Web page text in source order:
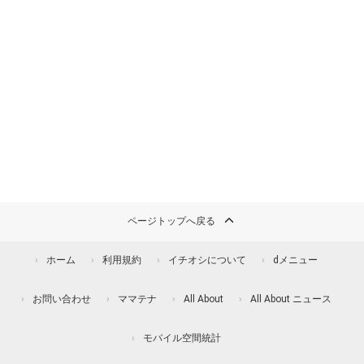
ページトップへ戻る
ホーム 利用規約 イチオシについて dメニュー
お問い合わせ ママテナ All About All About ニュース
モバイル空間統計